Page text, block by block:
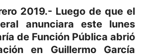
2019.- Luego de que el
anunciara este lunes
de Función Pública abrió
en Guillermo García